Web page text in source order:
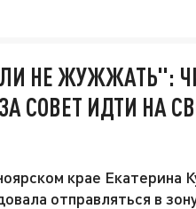
НЕ ЖУЖЖАТЬ":
СОВЕТ ИДТИ НА
крае Екатерина
отправляться в